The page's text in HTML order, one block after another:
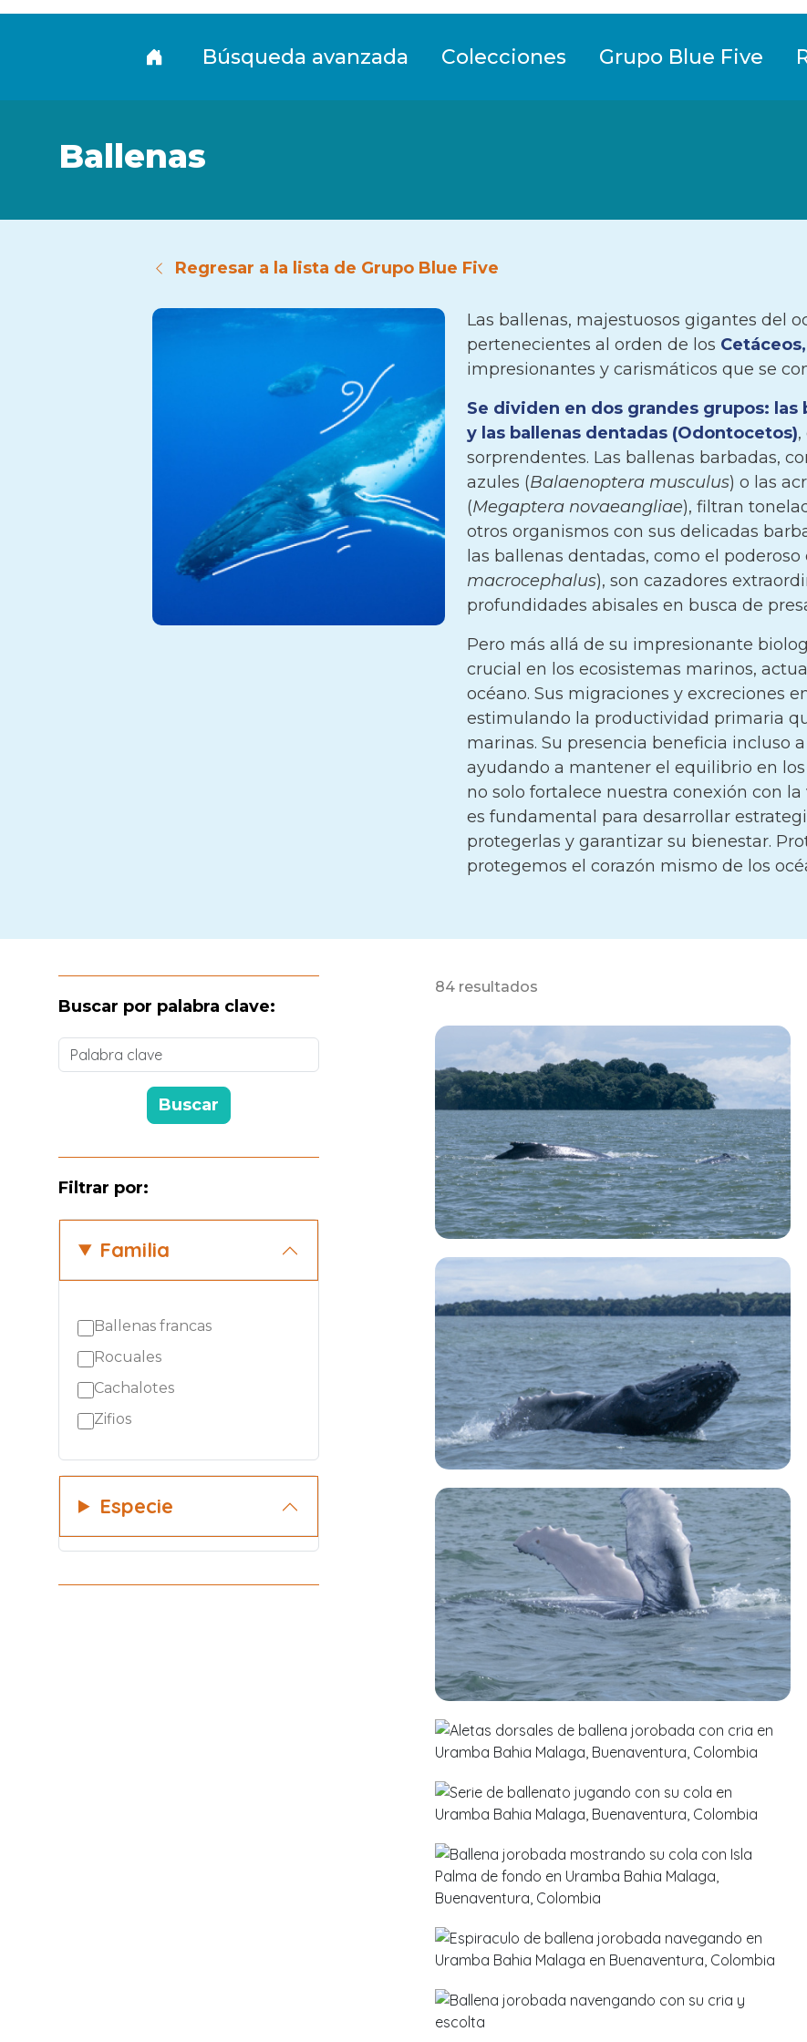
Fototeca
Búsqueda avanzada Colecciones Grupo Blue Five
Ballenas
Regresar a la lista de Grupo Blue Five
Las ballenas, majestuosos gigantes del
pertenecientes al orden de los Cetáceos,
impresionantes y carismáticos que se
Se dividen en dos grandes grupos: las
y las ballenas dentadas (Odontocetos)
sorprendentes. Las ballenas barbadas,
azules (Balaenoptera musculus) o las
(Megaptera novaeangliae), filtran
otros organismos con sus delicadas
las ballenas dentadas, como el poderoso
macrocephalus), son cazadores
profundidades abisales en busca de
Pero más allá de su impresionante
crucial en los ecosistemas marinos,
océano. Sus migraciones y excreciones
estimulando la productividad primaria
marinas. Su presencia beneficia incluso
ayudando a mantener el equilibrio en
no solo fortalece nuestra conexión con
es fundamental para desarrollar
protegerlas y garantizar su bienestar.
protegemos el corazón mismo de los
Buscar por palabra clave:
Filtrar por:
Familia
Ballenas francas
Rocuales
Cachalotes
Zifios
Especie
84 resultados
2590
22 deAgosto2025
Damaris Molina
Avistamientos → Ballenas
22 deAgosto2025
Damaris Molina
Avistamientos → Ballenas
2867
22 de Agosto2025
Damaris Molina
Avistamientos
→ Ballenas
3013
Damaris Molina
Avistamientos → Ballenas
2038
07 deOctubre2017
Avistamientos → Ballenas
1955
07 deOctubre 2017
Avistamientos → Ballenas
2471
2276